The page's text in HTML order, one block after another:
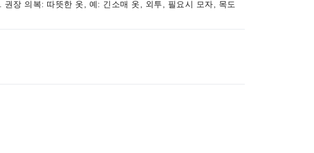
장 의복: 따뜻한 옷, 예: 긴소매 옷, 외투, 필요시 모자, 목도